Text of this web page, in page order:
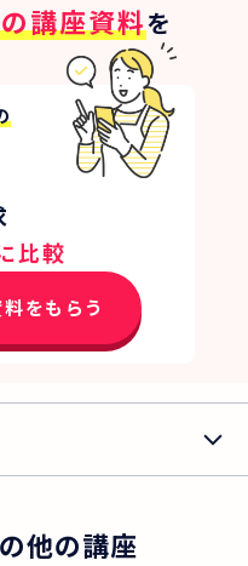
講座資料を
比較
をもらう
の他の講座